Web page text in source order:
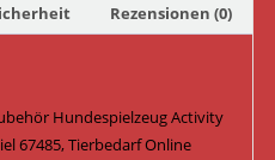
Rezensionen (0)
Hundespielzeug Activity
67485, Tierbedarf Online